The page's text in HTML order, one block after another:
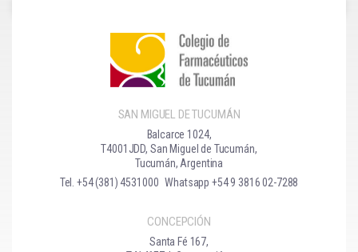
SAN MIGUEL DE TUCUMÁN
Balcarce 1024,
T4001JDD, San Miguel de Tucumán,
Tucumán, Argentina
Tel. +54 (381) 4531000 Whatsapp +54 9 3816 02-7288
CONCEPCIÓN
Santa Fé 167,